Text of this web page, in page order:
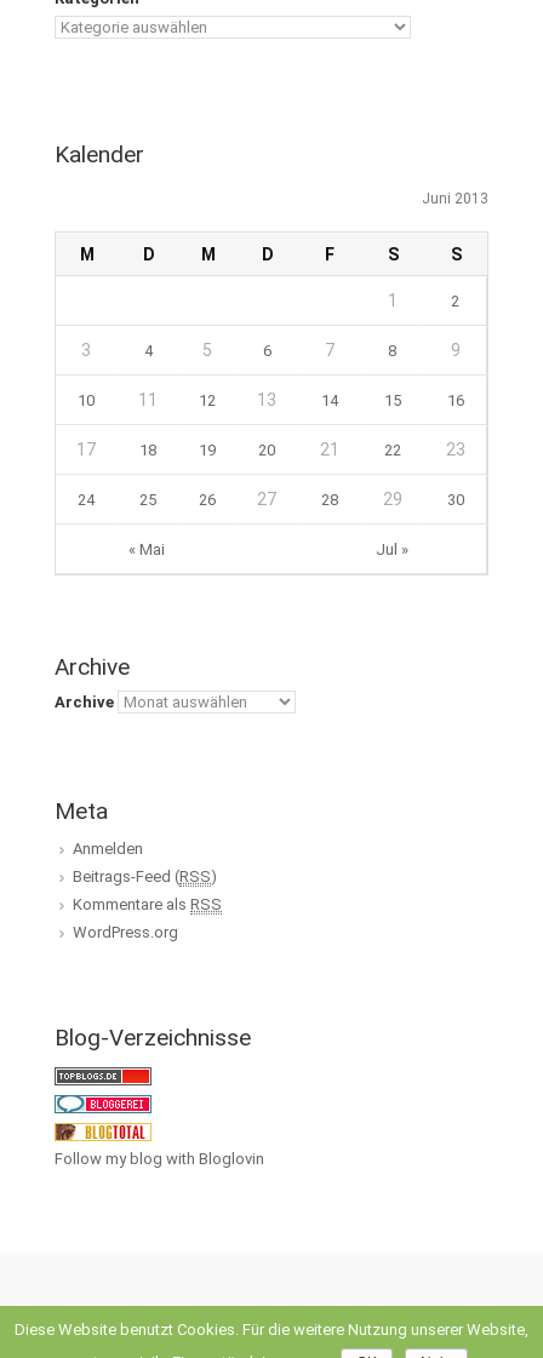
Kalender
Juni 2013
M D M D F S S
« Mai Jul »
1 2
3 4 5 6 7 8 9
10 11 12 13 14 15 16
17 18 19 20 21 22 23
24 25 26 27 28 29 30
Archive
Archive
Meta
Anmelden
Beitrags-Feed (RSS)
Kommentare als RSS
WordPress.org
Blog-Verzeichnisse
Follow my blog with Bloglovin
theme by Theme4Press • Powered byWordPress
Diese Website benutzt Cookies. Für die weitere Nutzung unserer Website,